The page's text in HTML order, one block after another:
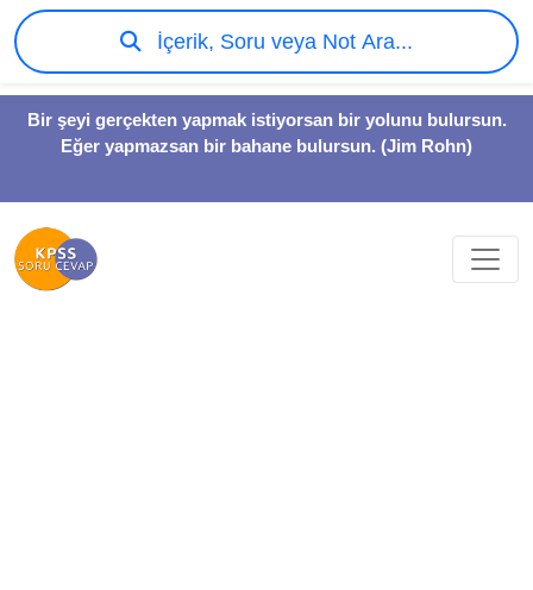
Bir şeyi gerçekten yapmak istiyorsan bir yolunu bulursun.
Eğer yapmazsan bir bahane bulursun. (Jim Rohn)
İçerik, Soru veya Not Ara...